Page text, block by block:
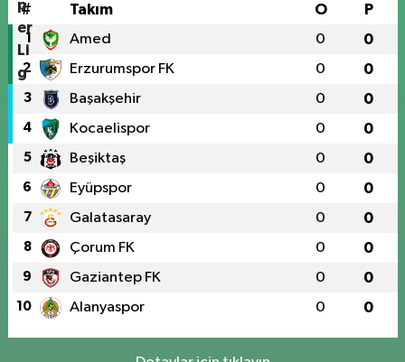
# Takım O P
1 Amed 0 0
2 Erzurumspor FK 0 0
3 Başakşehir 0 0
4 Kocaelispor 0 0
5 Beşiktaş 0 0
6 Eyüpspor 0 0
7 Galatasaray 0 0
8 Çorum FK 0 0
9 Gaziantep FK 0 0
10 Alanyaspor 0 0